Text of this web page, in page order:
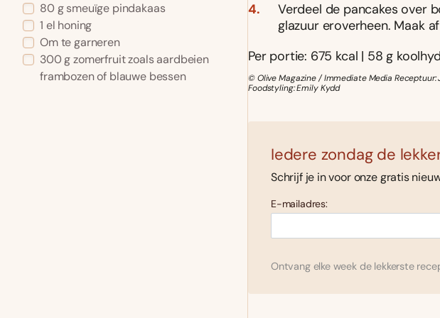
80 g smeuïge pindakaas
1 el honing
Om te garneren
300 g zomerfruit zoals aardbeien
frambozen of blauwe bessen
Verdeel de pancakes over
glazuur eroverheen. Maak
Per portie: 675 kcal | 58 g
© Olive Magazine / Immediate Media Receptuur:
Foodstyling: Emily Kydd
Iedere zondag de
Schrijf je in voor onze gratis
E-mailadres:
Ontvang elke week de lekkerste